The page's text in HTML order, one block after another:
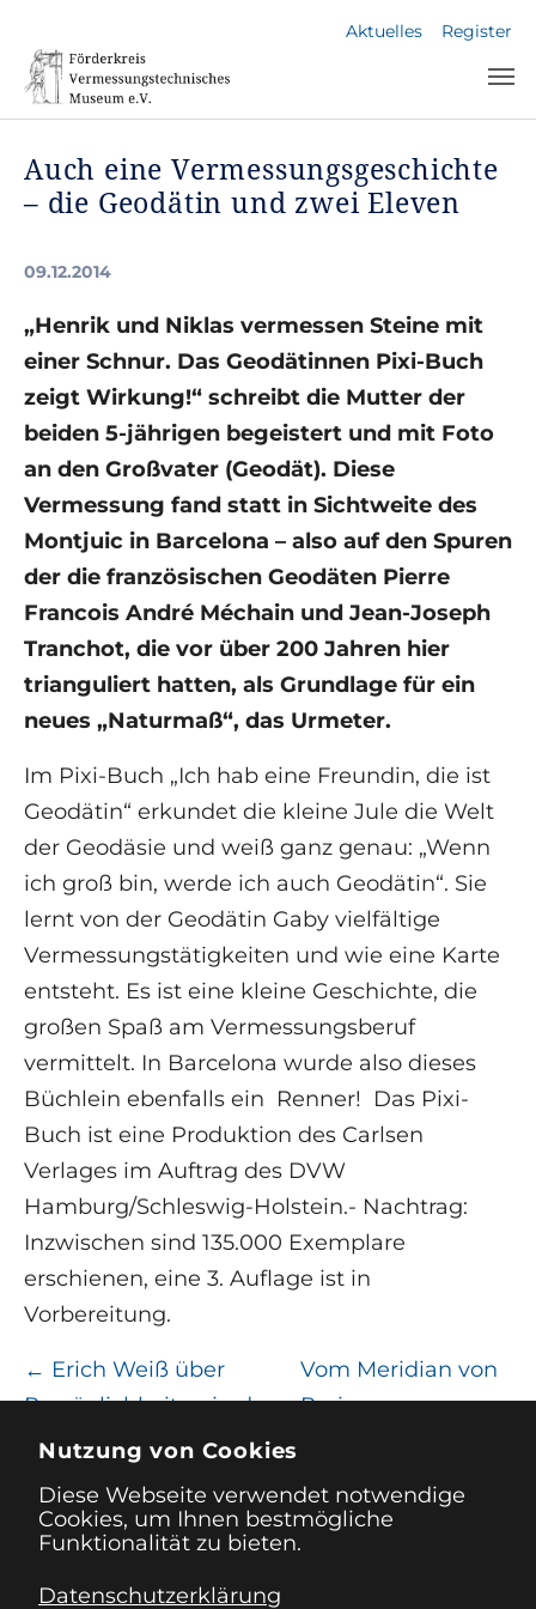
Nutzung von Cookies
Diese Webseite verwendet notwendige
Cookies, um Ihnen bestmögliche
Funktionalität zu bieten.
Datenschutzerklärung
Aktuelles Register
Auch eine Vermessungsgeschichte
– die Geodätin und zwei Eleven
09.12.2014
„Henrik und Niklas vermessen Steine mit
einer Schnur. Das Geodätinnen Pixi-Buch
zeigt Wirkung!“ schreibt die Mutter der
beiden 5-jährigen begeistert und mit Foto
an den Großvater (Geodät). Diese
Vermessung fand statt in Sichtweite des
Montjuic in Barcelona – also auf den Spuren
der die französischen Geodäten Pierre
Francois André Méchain und Jean-Joseph
Tranchot, die vor über 200 Jahren hier
trianguliert hatten, als Grundlage für ein
neues „Naturmaß“, das Urmeter.
Im Pixi-Buch „Ich hab eine Freundin, die ist
Geodätin“ erkundet die kleine Jule die Welt
der Geodäsie und weiß ganz genau: „Wenn
ich groß bin, werde ich auch Geodätin“. Sie
lernt von der Geodätin Gaby vielfältige
Vermessungstätigkeiten und wie eine Karte
entsteht. Es ist eine kleine Geschichte, die
großen Spaß am Vermessungsberuf
vermittelt. In Barcelona wurde also dieses
Büchlein ebenfalls ein Renner! Das Pixi-
Buch ist eine Produktion des Carlsen
Verlages im Auftrag des DVW
Hamburg/Schleswig-Holstein.- Nachtrag:
Inzwischen sind 135.000 Exemplare
erschienen, eine 3. Auflage ist in
Vorbereitung.
← Erich Weiß über
Persönlichkeiten in der
Reformgesetzgebung in
Vom Meridian von
Paris zum
Impressum